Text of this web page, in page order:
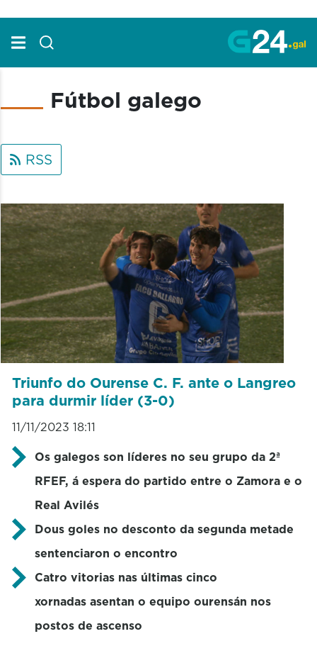
Fútbol galego
RSS
Triunfo do Ourense C. F. ante o Langreo
para durmir líder (3-0)
11/11/2023 18:11
Os galegos son líderes no seu grupo da 2ª
RFEF, á espera do partido entre o Zamora e o
Real Avilés
Dous goles no desconto da segunda metade
sentenciaron o encontro
Catro vitorias nas últimas cinco
xornadas asentan o equipo ourensán nos
postos de ascenso